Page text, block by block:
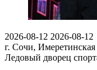
2026-08-12 2026-08-12
г. Сочи,
Ледовый дворец